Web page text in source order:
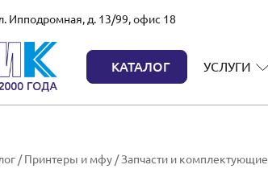
Ипподромная, д. 13/99, офис 18
КАТАЛОГ УСЛУГИ
/Принтеры и мфу /Запчасти и комплектующие